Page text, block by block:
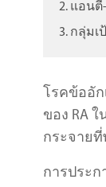
2. แอน
3. กลุ่ม
โรคข้ออั
ของ RA
กระจาย
การประ